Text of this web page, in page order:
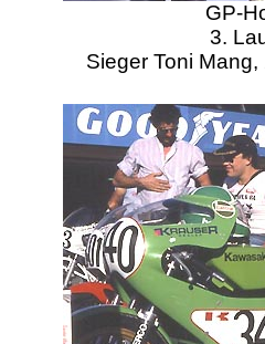
GP-
3.
Sieger Toni